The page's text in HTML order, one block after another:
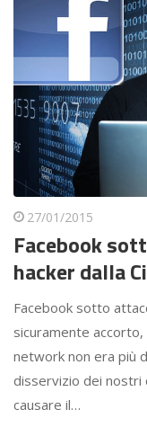
27/01/2015
Facebook
hacker dalla
Facebook sotto
sicuramente
network non era più
disservizio dei nostri
causare il…